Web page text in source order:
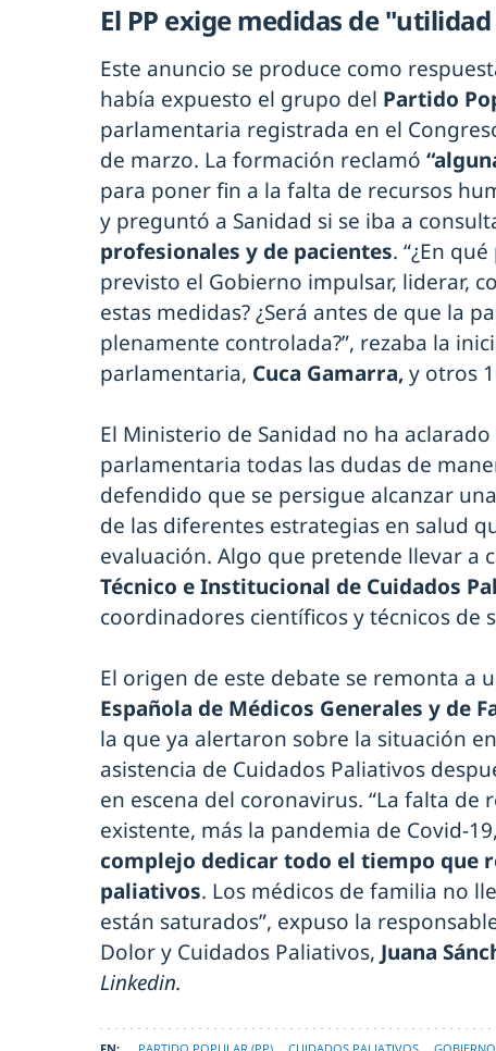
El PP exige medidas de
Este anuncio se produce como
había expuesto el grupo del Partido
parlamentaria registrada en el
de marzo. La formación reclamó
para poner fin a la falta de recursos
y preguntó a Sanidad si se iba a
profesionales y de pacientes. “¿En
previsto el Gobierno impulsar, liderar,
estas medidas? ¿Será antes de que la
plenamente controlada?”, rezaba la
parlamentaria, Cuca Gamarra, y otros
El Ministerio de Sanidad no ha
parlamentaria todas las dudas de
defendido que se persigue alcanzar una
de las diferentes estrategias en salud
evaluación. Algo que pretende llevar a
Técnico e Institucional de Cuidados
coordinadores científicos y técnicos de
El origen de este debate se remonta a
Española de Médicos Generales y de
la que ya alertaron sobre la situación
asistencia de Cuidados Paliativos
en escena del coronavirus. “La falta de
existente, más la pandemia de Covid-
complejo dedicar todo el tiempo que
paliativos. Los médicos de familia no
están saturados”, expuso la
Dolor y Cuidados Paliativos, Juana
Linkedin.